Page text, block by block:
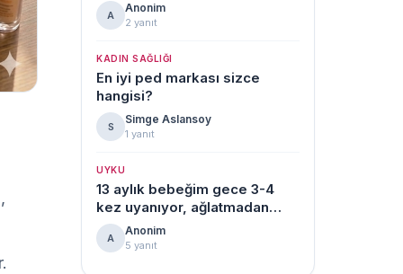
A
Anonim
2 yanıt
KADIN SAĞLIĞI
En iyi ped markası sizce
hangisi?
S
Simge Aslansoy
1 yanıt
UYKU
13 aylık bebeğim gece 3-4
kez uyanıyor, ağlatmadan
uyku düzeni kuran var mı?
A
Anonim
5 yanıt